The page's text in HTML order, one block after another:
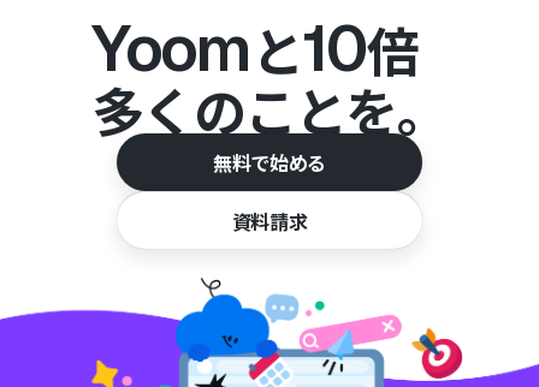
Yoomと10倍
多くのことを。
無料で始める
資料請求